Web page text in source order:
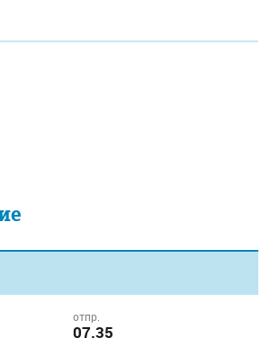
отпр.
07.35